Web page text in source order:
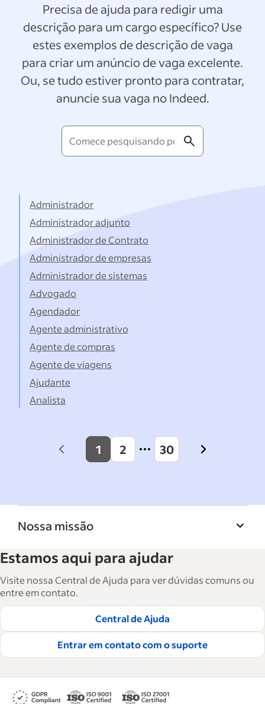
Precisa de ajuda para redigir uma
descrição para um cargo específico? Use
estes exemplos de descrição de vaga
para criar um anúncio de vaga excelente.
Ou, se tudo estiver pronto para contratar,
anuncie sua vaga no Indeed.
Comece
pesquisando
Administrador
Administrador adjunto
Administrador de Contrato
Administrador de empresas
Administrador de sistemas
Advogado
Agendador
Agente administrativo
Agente de compras
Agente de viagens
Ajudante
Analista
Previous
1 2 30
Next
Nossa missão
Indeed ajuda empresas a crescer e gerenciar a
força de trabalho. São mais de 15 mil artigos
em seis idiomas, em que você encontra
conselhos táticos, instruções e práticas
recomendadas para ajudar as empresas a
contratar e reter ótimos funcionários.
Leia nossas diretrizes editoriais
Estamos aqui para ajudar
Visite nossa Central de Ajuda para ver dúvidas comuns ou
entre em contato.
Central de Ajuda
Entrar em contato com o suporte